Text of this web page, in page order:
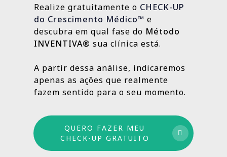
resultados sólidos e duradouros ao longo
do tempo.
Por isso trabalhamos com um método
médio e longo prazo para garantir
crescimento sustentável.
Realize gratuitamente o CHECK-UP
do Crescimento Médico™ e
descubra em qual fase do Método
INVENTIVA® sua clínica está.
A partir dessa análise, indicaremos
apenas as ações que realmente
fazem sentido para o seu momento.
QUERO FAZER MEU
CHECK-UP GRATUITO